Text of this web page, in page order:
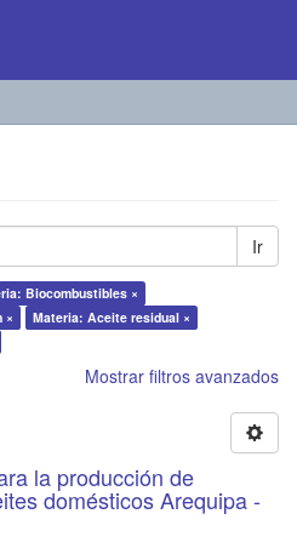
Ir
Biocombustibles ×
×
Materia: Aceite residual ×
Mostrar filtros avanzados
la producción de
domésticos Arequipa -